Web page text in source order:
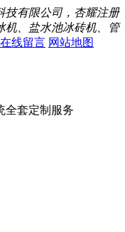
技有限公司，杏耀注册
机、盐水池冰砖机、管
在线留言 网站地图
全套定制服务